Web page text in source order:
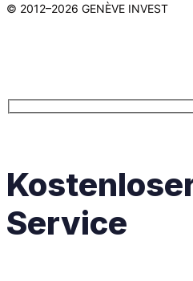
© 2012–2026 GENÈVE INVEST
Service